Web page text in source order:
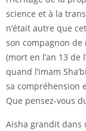
science et à la
n’était autre que
son compagnon de
(mort en l’an 13 de
quand l’imam
sa compréhension
Que pensez-vous
Aisha grandit dans